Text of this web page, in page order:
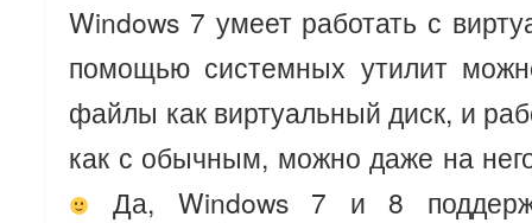
Windows 7 умеет работать с
помощью системных утилит
файлы как виртуальный диск, и
как с обычным, можно даже на
Да, Windows 7 и 8